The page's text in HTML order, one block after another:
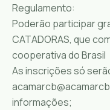
Regulamento:
Poderão participar
CATADORAS, que
cooperativa do Brasil
As inscrições só
informações;